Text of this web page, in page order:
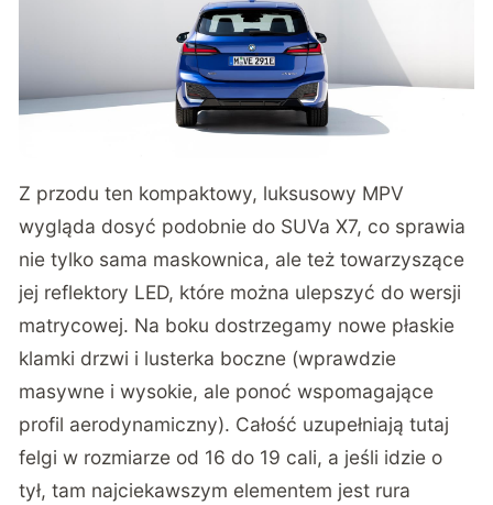
Z przodu ten kompaktowy, luksusowy MPV
wygląda dosyć podobnie do SUVa X7, co sprawia
nie tylko sama maskownica, ale też towarzyszące
jej reflektory LED, które można ulepszyć do wersji
matrycowej. Na boku dostrzegamy nowe płaskie
klamki drzwi i lusterka boczne (wprawdzie
masywne i wysokie, ale ponoć wspomagające
profil aerodynamiczny). Całość uzupełniają tutaj
felgi w rozmiarze od 16 do 19 cali, a jeśli idzie o
tył, tam najciekawszym elementem jest rura